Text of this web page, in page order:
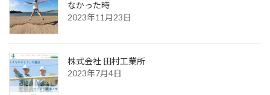
なかった時
2023年11月23日
株式会社 田村工業所
2023年7月4日